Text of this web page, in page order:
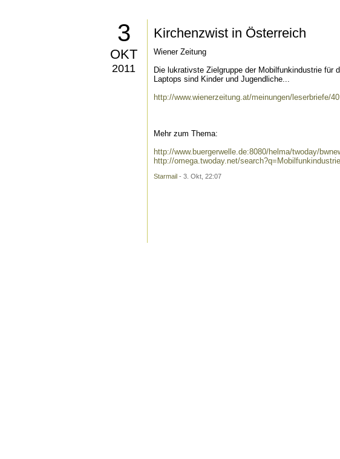
3
OKT
2011
Kirchenzwist in Österreich
Wiener Zeitung
Die lukrativste Zielgruppe der Mobilfunkindustrie für
Laptops sind Kinder und Jugendliche...
http://www.wienerzeitung.at/meinungen/leserbriefe/
Mehr zum Thema:
http://www.buergerwelle.de:8080/helma/twoday/
http://omega.twoday.net/search?q=Mobilfunkindustrie
Starmail - 3. Okt, 22:07